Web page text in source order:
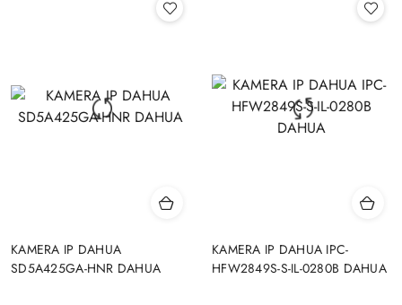
KAMERA IP DAHUA
SD5A425GA-HNR DAHUA
KAMERA IP DAHUA IPC-
HFW2849S-S-IL-0280B DAHUA